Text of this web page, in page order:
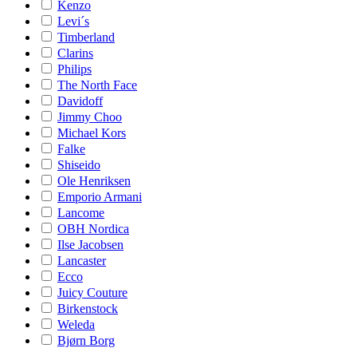
Kenzo
Levi´s
Timberland
Clarins
Philips
The North Face
Davidoff
Jimmy Choo
Michael Kors
Falke
Shiseido
Ole Henriksen
Emporio Armani
Lancome
OBH Nordica
Ilse Jacobsen
Lancaster
Ecco
Juicy Couture
Birkenstock
Weleda
Bjørn Borg